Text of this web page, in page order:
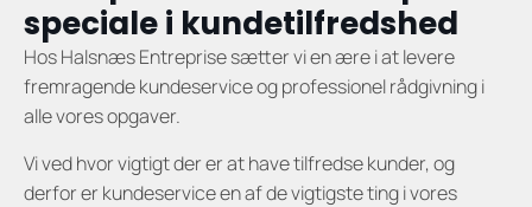
speciale i kundetilfredshed
Hos Halsnæs Entreprise sætter vi en ære i at levere
fremragende kundeservice og professionel rådgivning i
alle vores opgaver.
Vi ved hvor vigtigt der er at have tilfredse kunder, og
derfor er kundeservice en af de vigtigste ting i vores